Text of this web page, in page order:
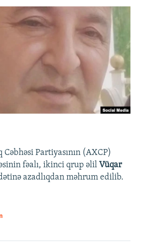
Partiyasının (AXCP)
fəalı, ikinci qrup əlil Vüqar
azadlıqdan məhrum edilib.